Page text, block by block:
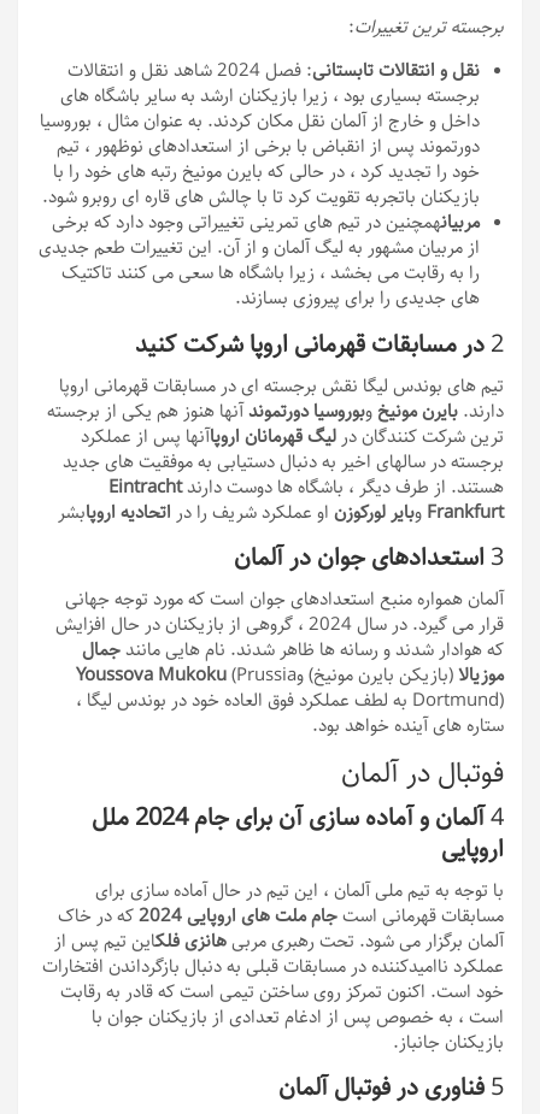
برجسته ترین تغییرات:
نقل و انتقالات تابستانی
: فصل 2024 شاهد نقل و انتقالات
برجسته بسیاری بود ، زیرا بازیکنان ارشد به سایر باشگاه های
داخل و خارج از آلمان نقل مکان کردند. به عنوان مثال ، بوروسیا
دورتموند پس از انقباض با برخی از استعدادهای نوظهور ، تیم
خود را تجدید کرد ، در حالی که بایرن مونیخ رتبه های خود را با
بازیکنان باتجربه تقویت کرد تا با چالش های قاره ای روبرو شود.
مربیانهمچنین در تیم های تمرینی تغییراتی وجود دارد که برخی
از مربیان مشهور به لیگ آلمان و از آن. این تغییرات طعم جدیدی
را به رقابت می بخشد ، زیرا باشگاه ها سعی می کنند تاکتیک
های جدیدی را برای پیروزی بسازند.
2در مسابقات قهرمانی اروپا شرکت کنید
تیم های بوندس لیگا نقش برجسته ای در مسابقات قهرمانی اروپا
دارند. بایرن مونیخ وبوروسیا دورتموندآنها هنوز هم یکی از برجسته
ترین شرکت کنندگان در لیگ قهرمانان اروپاآنها پس از عملکرد
برجسته در سالهای اخیر به دنبال دستیابی به موفقیت های جدید
هستند. از طرف دیگر ، باشگاه ها دوست دارندEintracht
Frankfurt وبایر لورکوزن او عملکرد شریف را در اتحادیه اروپابشر
3 استعدادهای جوان در آلمان
آلمان همواره منبع استعدادهای جوان است که مورد توجه جهانی
قرار می گیرد. در سال 2024 ، گروهی از بازیکنان در حال افزایش
که هوادار شدند و رسانه ها ظاهر شدند. نام هایی مانندجمال
موزیالا(بازیکن بایرن مونیخ) و Youssova Mukoku(Prussia
Dortmund) به لطف عملکرد فوق العاده خود در بوندس لیگا ،
ستاره های آینده خواهد بود.
فوتبال در آلمان
4
آلمان و آماده سازی آن برای جام 2024 ملل
اروپایی
با توجه به تیم ملی آلمان ، این تیم در حال آماده سازی برای
مسابقات قهرمانی استجام ملت های اروپایی 2024
که در خاک
آلمان برگزار می شود. تحت رهبری مربیهانزی فلکاین تیم پس از
عملکرد ناامیدکننده در مسابقات قبلی به دنبال بازگرداندن افتخارات
خود است. اکنون تمرکز روی ساختن تیمی است که قادر به رقابت
است ، به خصوص پس از ادغام تعدادی از بازیکنان جوان با
بازیکنان جانباز.
5فناوری در فوتبال آلمان